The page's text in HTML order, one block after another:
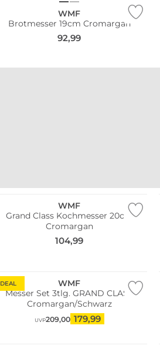
WMF
Brotmesser 19cm Cromargan
92,99
WMF
Grand Class Kochmesser 20cm
Cromargan
104,99
DEAL
WMF
Messer Set 3tlg. GRAND CLASS
Cromargan/Schwarz
UVP209,00 179,99